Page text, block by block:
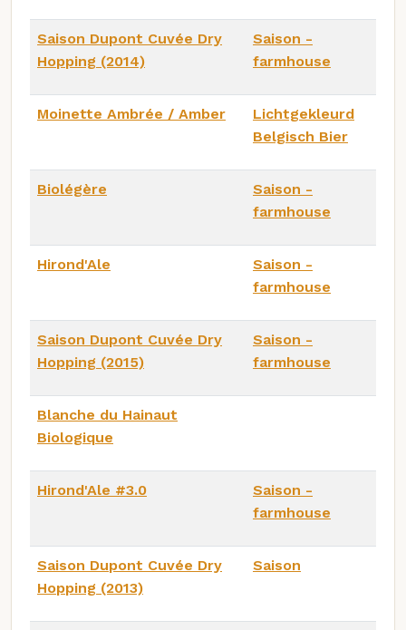
Saison Dupont Cuvée Dry
Hopping (2014)
Saison -
farmhouse
Moinette Ambrée / Amber
Lichtgekleurd
Belgisch Bier
Biolégère
Saison -
farmhouse
Hirond'Ale
Saison -
farmhouse
Saison Dupont Cuvée Dry
Hopping (2015)
Saison -
farmhouse
Blanche du Hainaut
Biologique
Hirond'Ale #3.0
Saison -
farmhouse
Saison Dupont Cuvée Dry
Hopping (2013)
Saison